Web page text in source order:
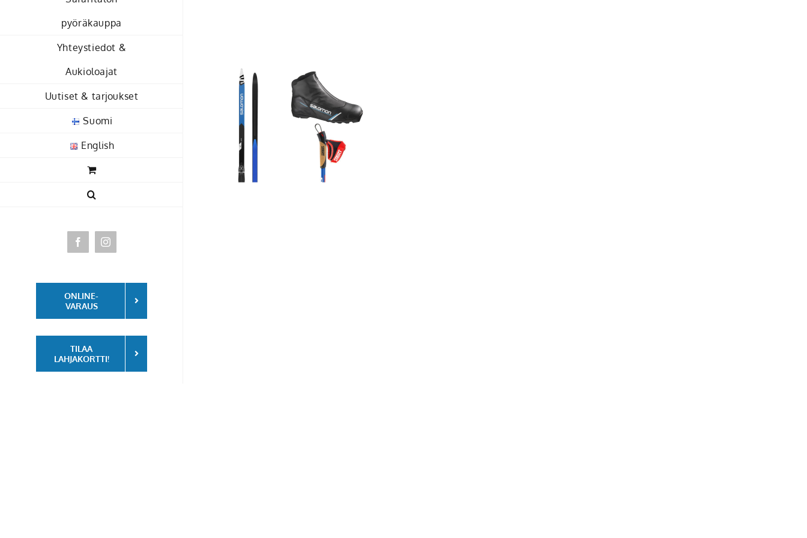
pyöräkauppa
Yhteystiedot &
Aukioloajat
Uutiset & tarjoukset
Suomi
English
FacebookInstagram
ONLINE-
VARAUS
TILAA
LAHJAKORTTI!